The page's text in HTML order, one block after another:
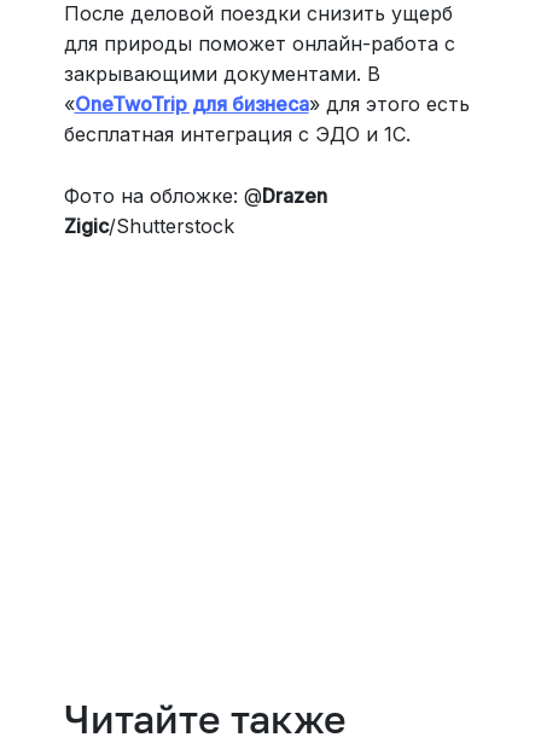
После деловой поездки снизить ущерб
для природы поможет онлайн-работа с
закрывающими документами. В
«OneTwoTrip для бизнеса» для этого есть
бесплатная интеграция с ЭДО и 1С.
Фото на обложке: @Drazen
Zigic/Shutterstock
Читайте также